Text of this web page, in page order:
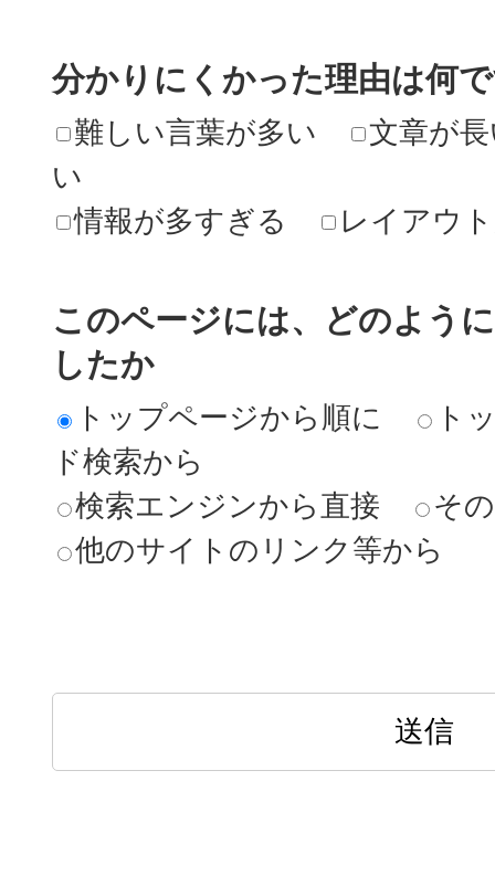
分かりにくかった理由は何
難しい言葉が多い
文章が
い
情報が多すぎる
レイアウ
このページには、どのよう
したか
トップページから順に
ト
ド検索から
検索エンジンから直接
そ
他のサイトのリンク等から